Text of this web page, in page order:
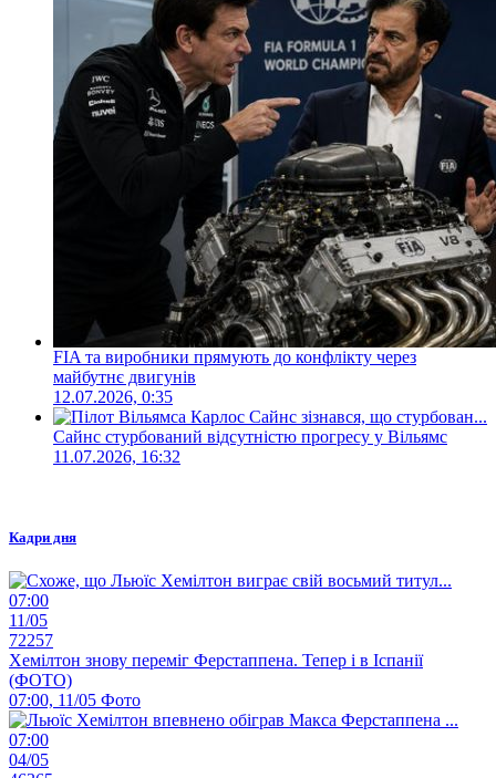
FIA та виробники прямують до конфлікту через
майбутнє двигунів
12.07.2026, 0:35
Сайнс стурбований відсутністю прогресу у Вільямс
11.07.2026, 16:32
Кадри дня
07:00
11/05
72257
Хемілтон знову переміг Ферстаппена. Тепер і в Іспанії
(ФОТО)
07:00, 11/05 Фото
07:00
04/05